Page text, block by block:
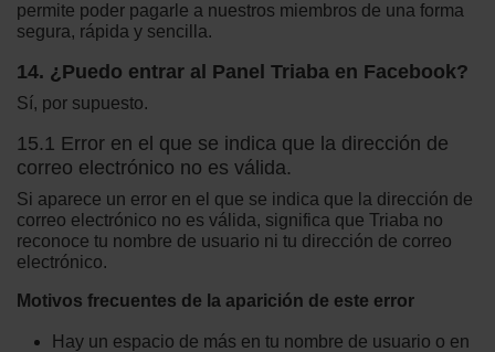
permite poder pagarle a nuestros miembros de una forma
segura, rápida y sencilla.
14. ¿Puedo entrar al Panel Triaba en Facebook?
Sí, por supuesto.
15.1 Error en el que se indica que la dirección de
correo electrónico no es válida.
Si aparece un error en el que se indica que la dirección de
correo electrónico no es válida, significa que Triaba no
reconoce tu nombre de usuario ni tu dirección de correo
electrónico.
Motivos frecuentes de la aparición de este error
Hay un espacio de más en tu nombre de usuario o en